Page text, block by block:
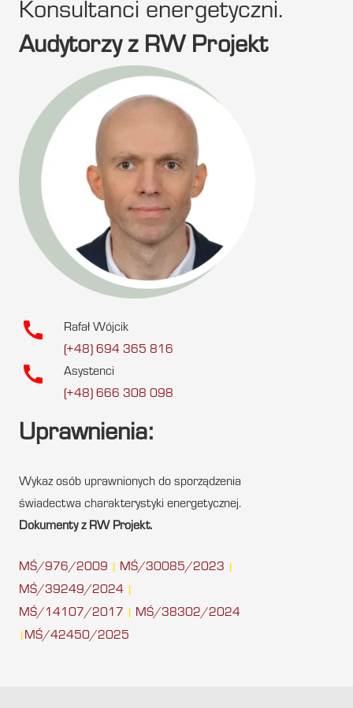
Konsultanci energetyczni.
Audytorzy z RW Projekt
call
Rafał Wójcik
(+48) 694 365 816
call
Asystenci
(+48) 666 308 098
Uprawnienia:
Wykaz osób uprawnionych do sporządzenia
świadectwa charakterystyki energetycznej.
Dokumenty z RW Projekt.
MŚ/976/2009 MŚ/30085/2023
MŚ/39249/2024
MŚ/14107/2017 MŚ/38302/2024
MŚ/42450/2025